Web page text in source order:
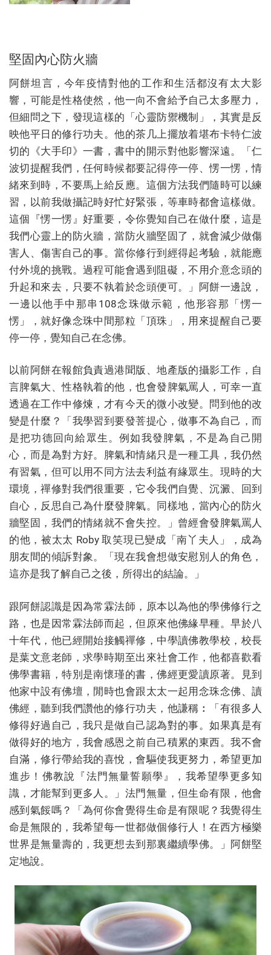
堅固內心防火牆
阿餅坦言，今年疫情對他的工作和生活都沒有太大影
響，可能是性格使然，他一向不會給予自己太多壓力，
但細問之下，發現這樣的「心靈防禦機制」，其實是反
映他平日的修行功夫。他的茶几上擺放着堪布卡特仁波
切的《大手印》一書，書中的開示對他影響深遠。「仁
波切提醒我們，任何時候都要記得停一停、愣一愣，情
緒來到時，不要馬上給反應。這個方法我們隨時可以練
習，以前我做攝記時好忙好緊張，等車時都會這樣做。
這個『愣一愣』好重要，令你覺知自己在做什麼，這是
我們心靈上的防火牆，當防火牆堅固了，就會減少做傷
害人、傷害自己的事。當你修行到經得起考驗，就能應
付外境的挑戰。過程可能會遇到阻礙，不用介意念頭的
升起和來去，只要不執着於念頭便可。」阿餅一邊說，
一邊以他手中那串108念珠做示範，他形容那「愣一
愣」，就好像念珠中間那粒「頂珠」，用來提醒自己要
停一停，覺知自己在念佛。
以前阿餅在報館負責過港聞版、地產版的攝影工作，自
言脾氣大、性格執着的他，也會發脾氣罵人，可幸一直
透過在工作中修煉，才有今天的微小改變。問到他的改
變是什麼？「我學習到要發菩提心，做事不為自己，而
是把功德回向給眾生。例如我發脾氣，不是為自己開
心，而是為對方好。脾氣和情緒只是一種工具，我仍然
有習氣，但可以用不同方法去利益有緣眾生。現時的大
環境，禪修對我們很重要，它令我們自覺、沉澱、回到
自心，反思自己為什麼發脾氣。同樣地，當內心的防火
牆堅固，我們的情緒就不會失控。」曾經會發脾氣罵人
的他，被太太 Roby 取笑現已變成「南丫夫人」，成為
朋友間的傾訴對象。「現在我會想做安慰別人的角色，
這亦是我了解自己之後，所得出的結論。」
跟阿餅認識是因為常霖法師，原本以為他的學佛修行之
路，也是因常霖法師而起，但原來他佛緣早種。早於八
十年代，他已經開始接觸禪修，中學讀佛教學校，校長
是葉文意老師，求學時期至出來社會工作，他都喜歡看
佛學書籍，特別是南懷瑾的書，佛經更愛讀原著。見到
他家中設有佛壇，閒時也會跟太太一起用念珠念佛、讀
佛經，聽到我們讚他的修行功夫，他謙稱︰「有很多人
修得好過自己，我只是做自己認為對的事。如果真是有
做得好的地方，我會感恩之前自己積累的東西。我不會
自滿，修行帶給我的喜悅，會驅使我更努力，希望更加
進步！佛教說『法門無量誓願學』，我希望學更多知
識，才能幫到更多人。」法門無量，但生命有限，他會
感到氣餒嗎？「為何你會覺得生命是有限呢？我覺得生
命是無限的，我希望每一世都做個修行人！在西方極樂
世界是無量壽的，我更想去到那裏繼續學佛。」阿餅堅
定地說。